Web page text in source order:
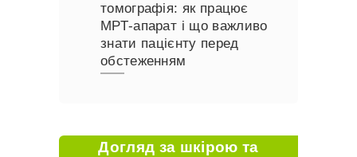
томографія: як працює
МРТ-апарат і що важливо
знати пацієнту перед
обстеженням
Догляд за шкірою та